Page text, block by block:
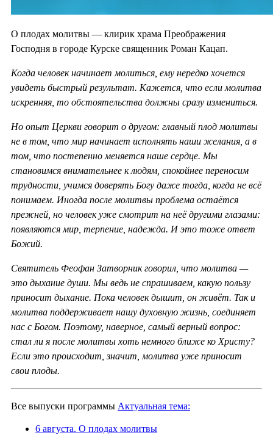
О плодах молитвы — клирик храма Преображения
Господня в городе Курске священник Роман Кацап.
Когда человек начинает молиться, ему нередко хочется
увидеть быстрый результат. Кажется, что если молитва
искренняя, то обстоятельства должны сразу измениться.
Но опыт Церкви говорит о другом: главный плод молитвы
не в том, что мир начинает исполнять наши желания, а в
том, что постепенно меняется наше сердце. Мы
становимся внимательнее к людям, спокойнее переносим
трудности, учимся доверять Богу даже тогда, когда не всё
понимаем. Иногда после молитвы проблема остаётся
прежней, но человек уже смотрит на неё другими глазами:
появляются мир, терпение, надежда. И это тоже ответ
Божий.
Святитель Феофан Затворник говорил, что молитва —
это дыхание души. Мы ведь не спрашиваем, какую пользу
приносит дыхание. Пока человек дышит, он живёт. Так и
молитва поддерживает нашу духовную жизнь, соединяет
нас с Богом. Поэтому, наверное, самый верный вопрос:
стал ли я после молитвы хоть немного ближе ко Христу?
Если это происходит, значит, молитва уже приносит
свои плоды.
Все выпуски программы Актуальная тема:
6 августа. О плодах молитвы